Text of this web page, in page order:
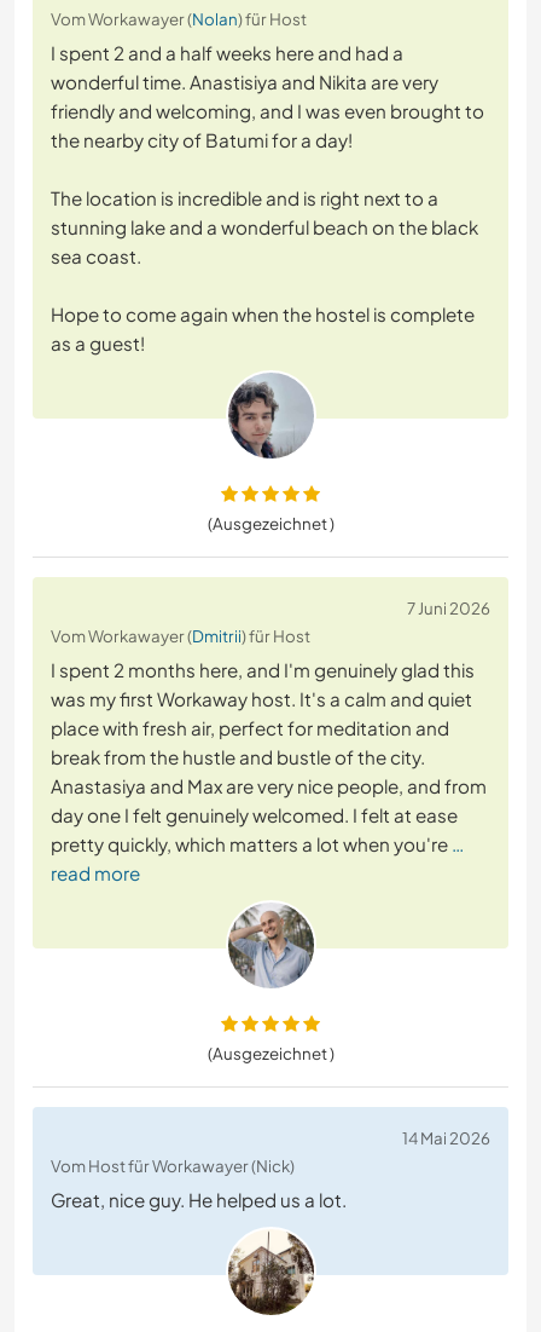
Vom Workawayer (Nolan) für Host
I spent 2 and a half weeks here and had a
wonderful time. Anastisiya and Nikita are very
friendly and welcoming, and I was even brought to
the nearby city of Batumi for a day!
The location is incredible and is right next to a
stunning lake and a wonderful beach on the black
sea coast.
Hope to come again when the hostel is complete
as a guest!
(Ausgezeichnet )
7 Juni 2026
Vom Workawayer (Dmitrii) für Host
I spent 2 months here, and I'm genuinely glad this
was my first Workaway host. It's a calm and quiet
place with fresh air, perfect for meditation and
break from the hustle and bustle of the city.
Anastasiya and Max are very nice people, and from
day one I felt genuinely welcomed. I felt at ease
pretty quickly, which matters a lot when you're …
read more
(Ausgezeichnet )
14 Mai 2026
Vom Host für Workawayer (Nick)
Great, nice guy. He helped us a lot.